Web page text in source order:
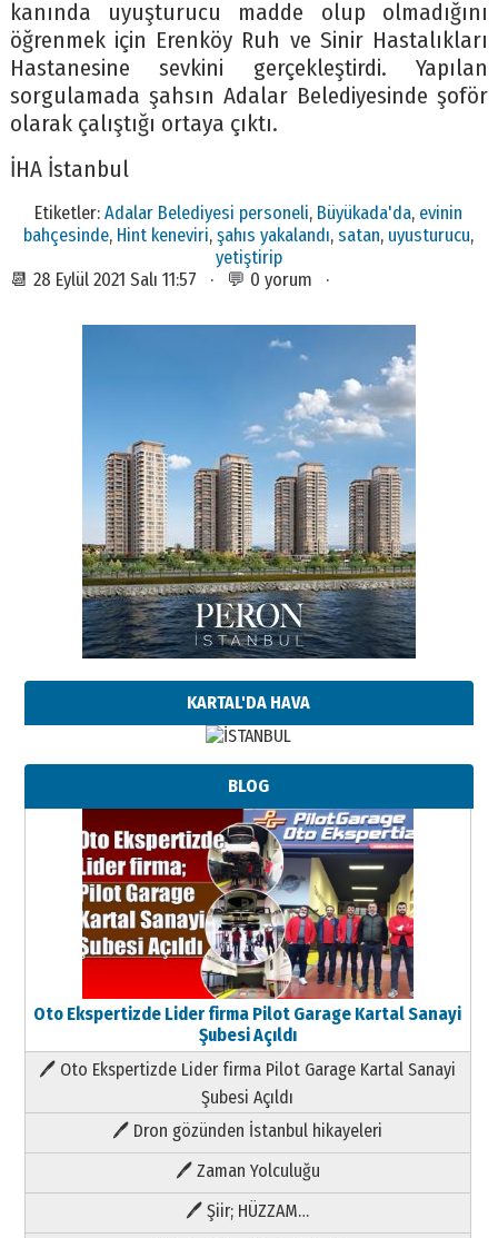
kanında uyuşturucu madde olup olmadığını
öğrenmek için Erenköy Ruh ve Sinir Hastalıkları
Hastanesine sevkini gerçekleştirdi. Yapılan
sorgulamada şahsın Adalar Belediyesinde şoför
olarak çalıştığı ortaya çıktı.
İHA İstanbul
Etiketler:Adalar Belediyesi personeli, Büyükada'da, evinin
bahçesinde, Hint keneviri,şahıs yakalandı,satan, uyusturucu,
yetiştirip
📆 28 Eylül 2021 Salı 11:57 · 💬 0 yorum ·
KARTAL'DA HAVA
BLOG
Oto Ekspertizde Lider firma Pilot Garage Kartal Sanayi
Şubesi Açıldı
🖊 Oto Ekspertizde Lider firma Pilot Garage Kartal Sanayi
Şubesi Açıldı
🖊 Dron gözünden İstanbul hikayeleri
🖊 Zaman Yolculuğu
🖊 Şiir; HÜZZAM…